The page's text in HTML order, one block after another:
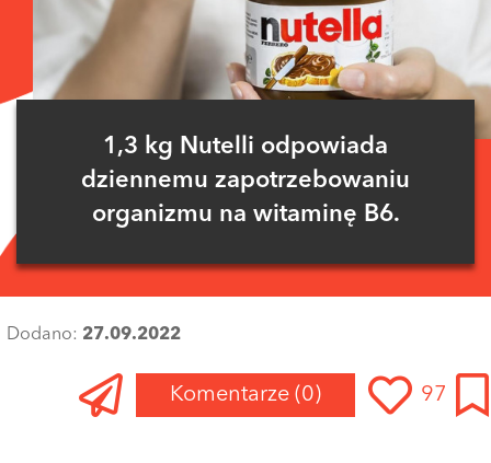
1,3 kg Nutelli odpowiada
dziennemu zapotrzebowaniu
organizmu na witaminę B6.
Dodano: 27.09.2022
Komentarze (0) 97